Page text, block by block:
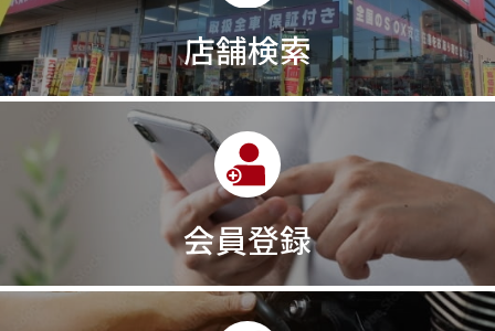
30th記念モデル30万以下30周年
30周年記念モデル313cc320台限定
320ｃｃ350cc35ps390390ADVENTURE
390DUKE390アドベンチャー
3気筒エンジン
3気筒クロスプレーン3点パニア
3輪スポーツバイク400400X ABS400cc
400ccアメリカン400アメリカン
400ｃｃスポーツ400ｃｃモタード
43馬力464848ps4D94V 4ストローク
店舗検索
会員登録